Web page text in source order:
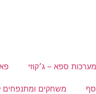
ספא – ג׳קוזי
משחקים ומתנפחים